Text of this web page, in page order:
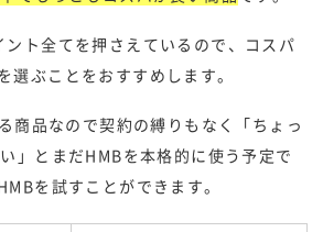
ト全てを押さえているので、コスパ
選ぶことをおすすめします。
商品なので契約の縛りもなく「ちょっ
」とまだHMBを本格的に使う予定で
を試すことができます。